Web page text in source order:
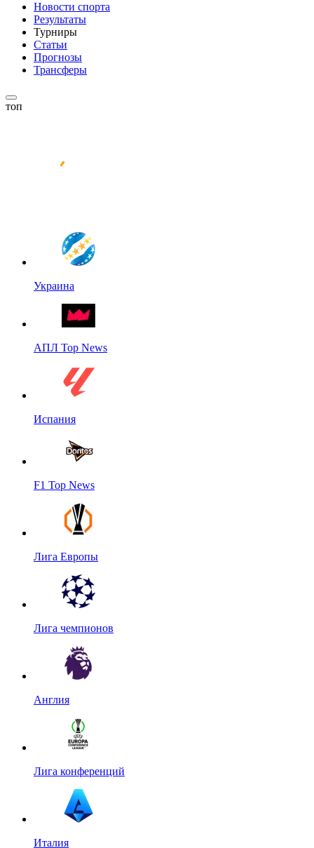
Новости спорта
Результаты
Турниры
Статьи
Прогнозы
Трансферы
топ
Украина
АПЛ Top News
Испания
F1 Top News
Лига Европы
Лига чемпионов
Англия
Лига конференций
Италия